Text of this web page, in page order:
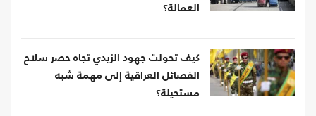
العمالة؟
كيف تحولت جهود الزيدي تجاه حصر سلاح
الفصائل العراقية إلى مهمة شبه
مستحيلة؟